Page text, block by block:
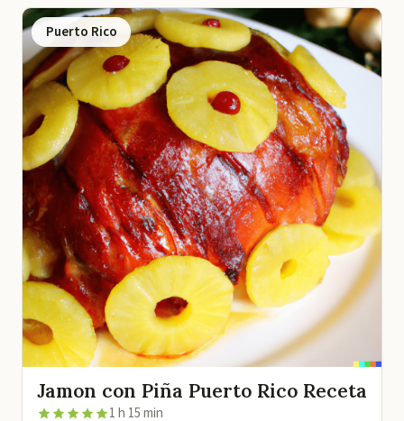
Puerto Rico
Jamon con Piña Puerto Rico Receta
1 h 15 min